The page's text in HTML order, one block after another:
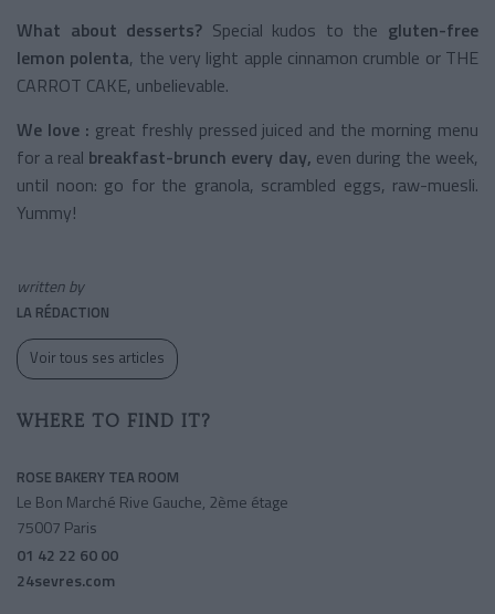
What about desserts? Special kudos to the gluten-free
lemon polenta, the very light apple cinnamon crumble or THE
CARROT CAKE, unbelievable.
We love : great freshly pressed juiced and the morning menu
for a real breakfast-brunch every day, even during the week,
until noon: go for the granola, scrambled eggs, raw-muesli.
Yummy!
written by
LA RÉDACTION
Voir tous ses articles
WHERE TO FIND IT?
ROSE BAKERY TEA ROOM
Le Bon Marché Rive Gauche, 2ème étage
75007 Paris
01 42 22 60 00
24sevres.com